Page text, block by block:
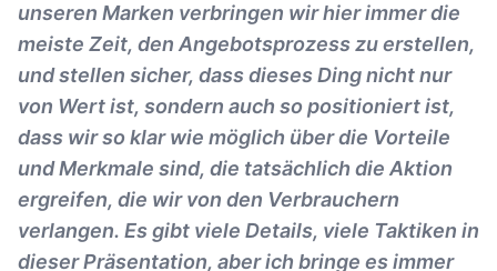
unseren Marken verbringen wir hier immer die
meiste Zeit, den Angebotsprozess zu erstellen,
und stellen sicher, dass dieses Ding nicht nur
von Wert ist, sondern auch so positioniert ist,
dass wir so klar wie möglich über die Vorteile
und Merkmale sind, die tatsächlich die Aktion
ergreifen, die wir von den Verbrauchern
verlangen. Es gibt viele Details, viele Taktiken in
dieser Präsentation, aber ich bringe es immer